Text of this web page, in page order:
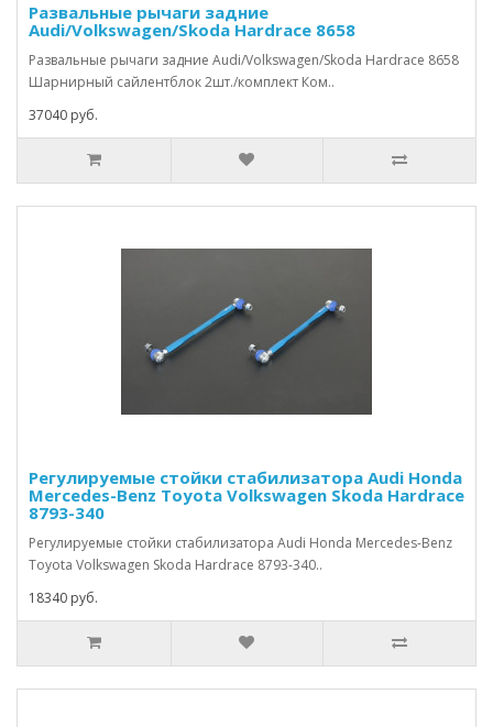
Развальные рычаги задние
Audi/Volkswagen/Skoda Hardrace 8658
Развальные рычаги задние Audi/Volkswagen/Skoda Hardrace 8658
Шарнирный сайлентблок 2шт./комплект Ком..
37040 руб.
Регулируемые стойки стабилизатора Audi Honda
Mercedes-Benz Toyota Volkswagen Skoda Hardrace
8793-340
Регулируемые стойки стабилизатора Audi Honda Mercedes-Benz
Toyota Volkswagen Skoda Hardrace 8793-340..
18340 руб.